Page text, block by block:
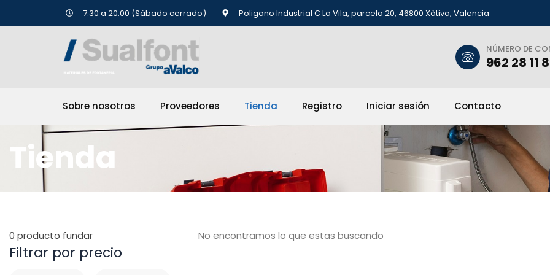
7.30 a 20:00 (Sábado cerrado) Poligono Industrial C La Vila, parcela 20, 46800 Xàtiva, Valencia
NÚMERO DE
962 28 11
Sobre nosotros Proveedores Tienda Registro Iniciar sesión Contacto
Tienda
0 producto fundar
Filtrar por precio
No encontramos lo que estas buscando